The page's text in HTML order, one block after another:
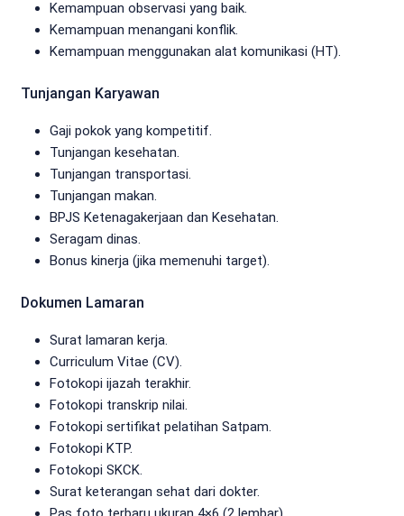
Kemampuan observasi yang baik.
Kemampuan menangani konflik.
Kemampuan menggunakan alat komunikasi (HT).
Tunjangan Karyawan
Gaji pokok yang kompetitif.
Tunjangan kesehatan.
Tunjangan transportasi.
Tunjangan makan.
BPJS Ketenagakerjaan dan Kesehatan.
Seragam dinas.
Bonus kinerja (jika memenuhi target).
Dokumen Lamaran
Surat lamaran kerja.
Curriculum Vitae (CV).
Fotokopi ijazah terakhir.
Fotokopi transkrip nilai.
Fotokopi sertifikat pelatihan Satpam.
Fotokopi KTP.
Fotokopi SKCK.
Surat keterangan sehat dari dokter.